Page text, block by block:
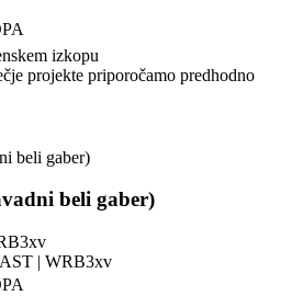
izkopu
projekte priporočamo predhodno
beli gaber)
| WRB3xv